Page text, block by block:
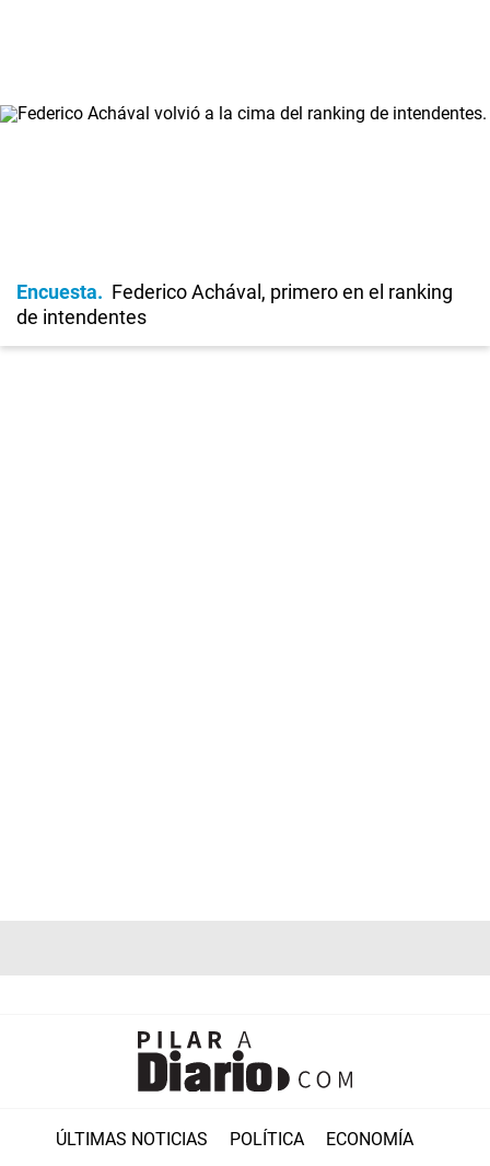
Encuesta
Federico Achával, primero en el ranking
de intendentes
ÚLTIMAS NOTICIAS POLÍTICA ECONOMÍA